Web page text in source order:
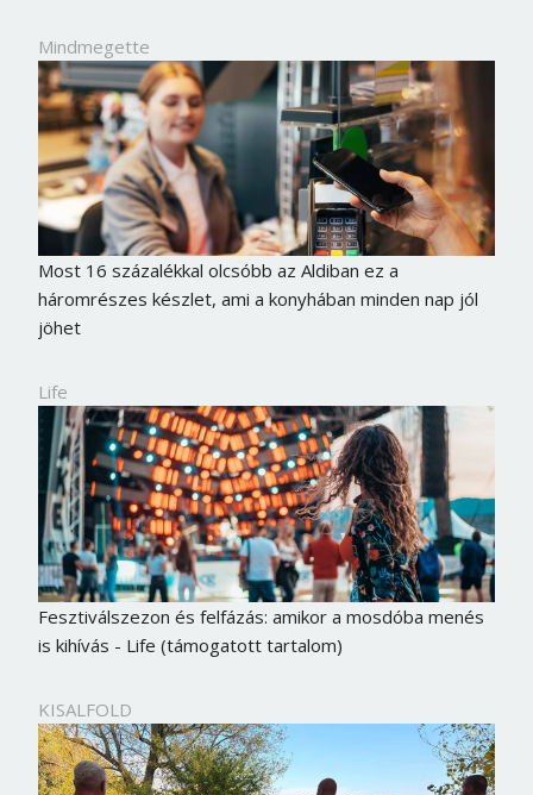
Mindmegette
Most 16 százalékkal olcsóbb az Aldiban ez a
háromrészes készlet, ami a konyhában minden nap jól
jöhet
Life
Fesztiválszezon és felfázás: amikor a mosdóba menés
is kihívás - Life (támogatott tartalom)
KISALFOLD
Mégse Bejelentkezés